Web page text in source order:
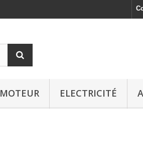
MOTEUR ELECTRICITÉ